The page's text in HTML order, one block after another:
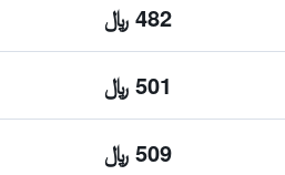
482 ﷼
501 ﷼
509 ﷼